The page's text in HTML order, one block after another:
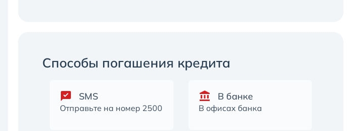
Способы погашения кредита
SMS
Отправьте на номер 2500
В банке
В офисах банка